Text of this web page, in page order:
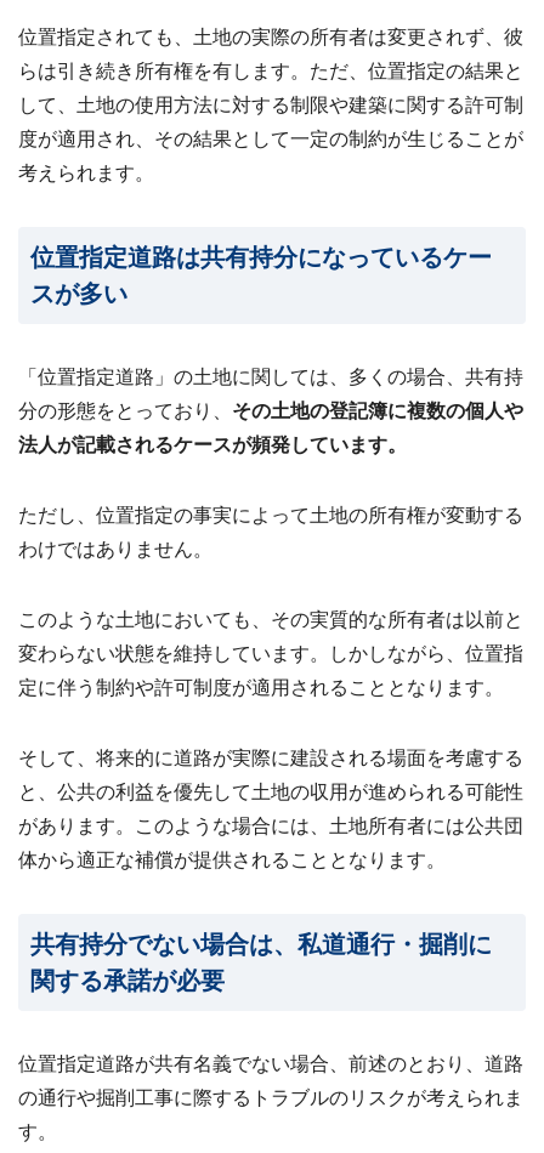
位置指定されても、土地の実際の所有者は変更されず、彼
らは引き続き所有権を有します。ただ、位置指定の結果と
して、土地の使用方法に対する制限や建築に関する許可制
度が適用され、その結果として一定の制約が生じることが
考えられます。
位置指定道路は共有持分になっているケー
スが多い
「位置指定道路」の土地に関しては、多くの場合、共有持
分の形態をとっており、 その土地の登記簿に複数の個人や
法人が記載されるケースが頻発しています。
ただし、位置指定の事実によって土地の所有権が変動する
わけではありません。
このような土地においても、その実質的な所有者は以前と
変わらない状態を維持しています。しかしながら、位置指
定に伴う制約や許可制度が適用されることとなります。
そして、将来的に道路が実際に建設される場面を考慮する
と、公共の利益を優先して土地の収用が進められる可能性
があります。このような場合には、土地所有者には公共団
体から適正な補償が提供されることとなります。
共有持分でない場合は、私道通行・掘削に
関する承諾が必要
位置指定道路が共有名義でない場合、前述のとおり、道路
の通行や掘削工事に際するトラブルのリスクが考えられま
す。